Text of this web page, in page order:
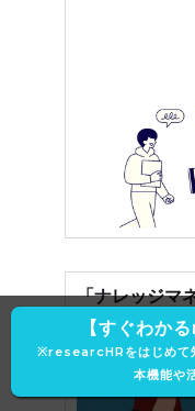
「ナレッジマ
けにメリット
【すぐわか
※researcHRをはじめて
本機能や